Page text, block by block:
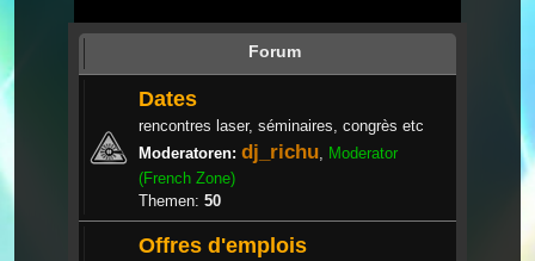
Forum
Dates
rencontres laser, séminaires, congrès etc
Moderatoren: dj_richu Moderator
(French Zone)
Themen: 50
Offres d'emplois